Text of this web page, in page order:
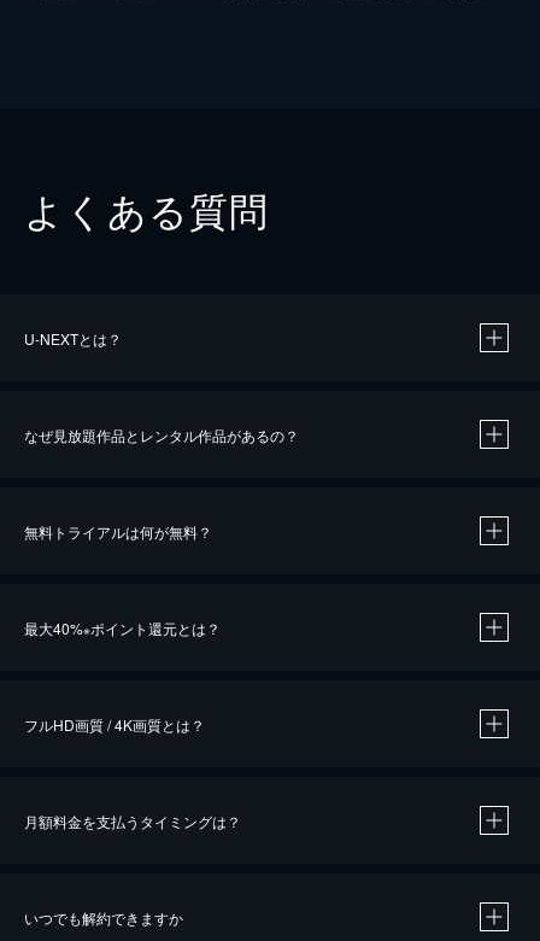
よくある質問
U-NEXTとは？
なぜ見放題作品とレンタル作品があるの？
無料トライアルは何が無料？
最大40%※ポイント還元とは？
※40％ポイント還元の対象は、クレジットカード決済による作品の購入 / レンタルです。
フルHD画質 / 4K画質とは？
月額料金を支払うタイミングは？
いつでも解約できますか